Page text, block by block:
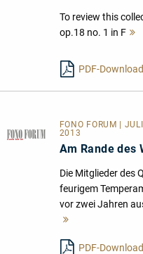
To review this
op.18 no. 1 in F
PDF-Download
FONO FORUM |
2013
Am Rande des
Die Mitglieder des
feurigem
vor zwei Jahren
PDF-Download